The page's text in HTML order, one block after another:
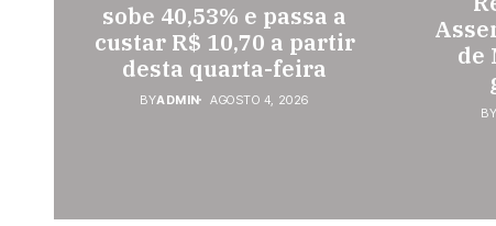
sobe 40,53% e passa a
custar R$ 10,70 a partir
desta quarta-feira
BYADMIN AGOSTO 4, 2026
de